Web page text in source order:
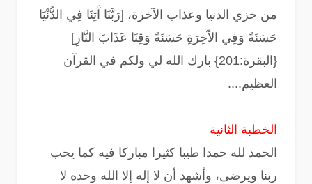
من خزي الدنيا وعذاب الآخرة، [رَبَّنَا آَتِنَا فِي الدُّنْيَا
حَسَنَةً وَفِي الآَخِرَةِ حَسَنَةً وَقِنَا عَذَابَ النَّارِ]
{البقرة:201} بارك الله لي ولكم في القرآن
العظيم....
الخطبة الثانية
الحمد لله حمدا طيبا كثيرا مباركا فيه كما يحب
ربنا ويرضى، وأشهد أن لا إله إلا الله وحده لا